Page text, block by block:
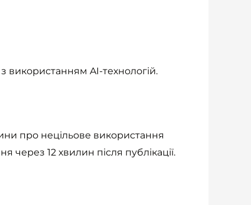
використанням AI-технологій.
про нецільове використання
через 12 хвилин після публікації.